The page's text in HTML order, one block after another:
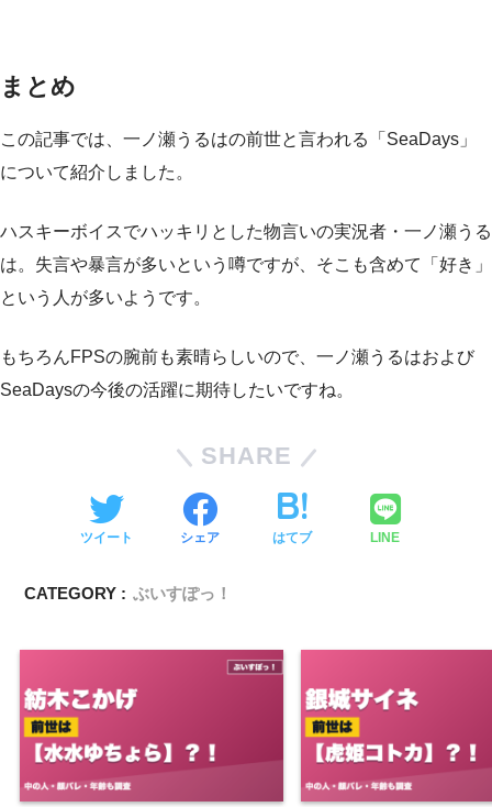
まとめ
この記事では、一ノ瀬うるはの前世と言われる「SeaDays」
について紹介しました。
ハスキーボイスでハッキリとした物言いの実況者・一ノ瀬うる
は。失言や暴言が多いという噂ですが、そこも含めて「好き」
という人が多いようです。
もちろんFPSの腕前も素晴らしいので、一ノ瀬うるはおよび
SeaDaysの今後の活躍に期待したいですね。
SHARE
ツイート シェア はてブ LINE
CATEGORY : ぶいすぽっ！